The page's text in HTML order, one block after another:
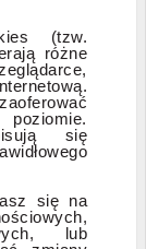
(tzw.
różne
się
się na
lub